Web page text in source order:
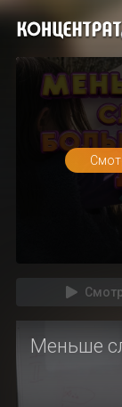
Меньше